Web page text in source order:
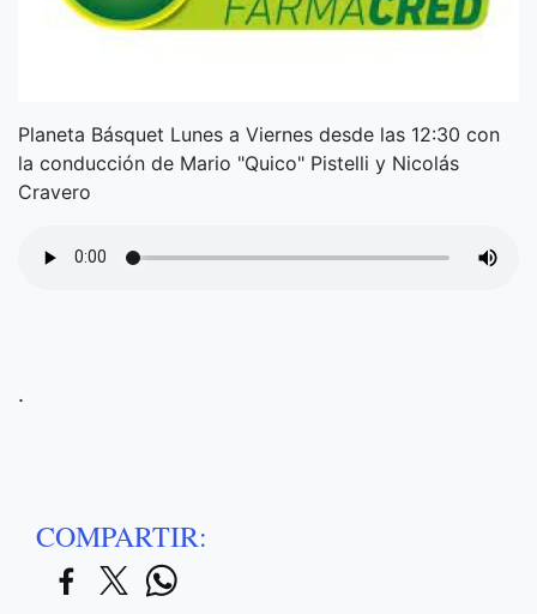
Planeta Básquet Lunes a Viernes desde las 12:30 con
la conducción de Mario "Quico" Pistelli y Nicolás
Cravero
.
COMPARTIR: